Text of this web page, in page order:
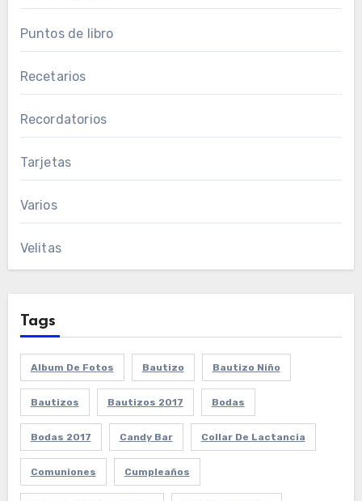
Puntos de libro
Recetarios
Recordatorios
Tarjetas
Varios
Velitas
Tags
Album De Fotos Bautizo Bautizo Niño
Bautizos Bautizos 2017 Bodas
Bodas 2017 Candy Bar Collar De Lactancia
Comuniones Cumpleaños